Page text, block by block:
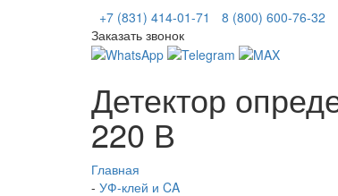
+7 (831) 414-01-71
8 (800) 600-76-32
Заказать звонок
Детектор
220 В
Главная
- УФ-клей и CA